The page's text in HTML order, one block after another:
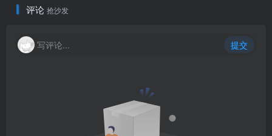
评论 抢沙发
写评论... 提交